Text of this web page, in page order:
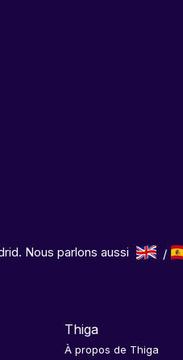
Nous parlons aussi
Thiga
À propos de Thiga